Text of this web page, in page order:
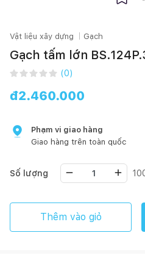
Vật liệu xây dựng Gạch
Gạch tấm lớn
(0)
đ2.460.000
Phạm vi giao hàng
Giao hàng trên toàn quốc
Số lượng
Thêm vào giỏ